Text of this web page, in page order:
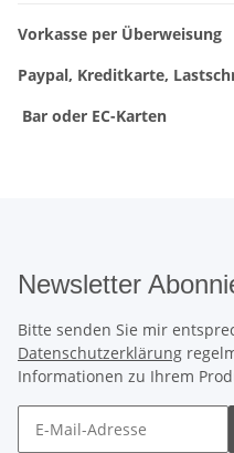
Vorkasse per Überweisung
Paypal, Kreditkarte,
Bar oder EC-Karten
Newsletter
Bitte senden Sie mir
Datenschutzerklärung
Informationen zu Ihrem